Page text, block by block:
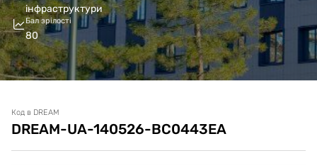
інфраструктури
Бал зрілості
80
Код в DREAM
DREAM-UA-140526-BC0443EA